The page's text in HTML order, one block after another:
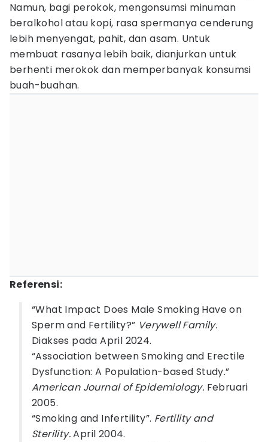
Namun, bagi perokok, mengonsumsi minuman
beralkohol atau kopi, rasa spermanya cenderung
lebih menyengat, pahit, dan asam. Untuk
membuat rasanya lebih baik, dianjurkan untuk
berhenti merokok dan memperbanyak konsumsi
buah-buahan.
Referensi:
“What Impact Does Male Smoking Have on
Sperm and Fertility?” Verywell Family.
Diakses pada April 2024.
“Association between Smoking and Erectile
Dysfunction: A Population-based Study.”
American Journal of Epidemiology. Februari
2005.
“Smoking and Infertility”. Fertility and
Sterility.April 2004.